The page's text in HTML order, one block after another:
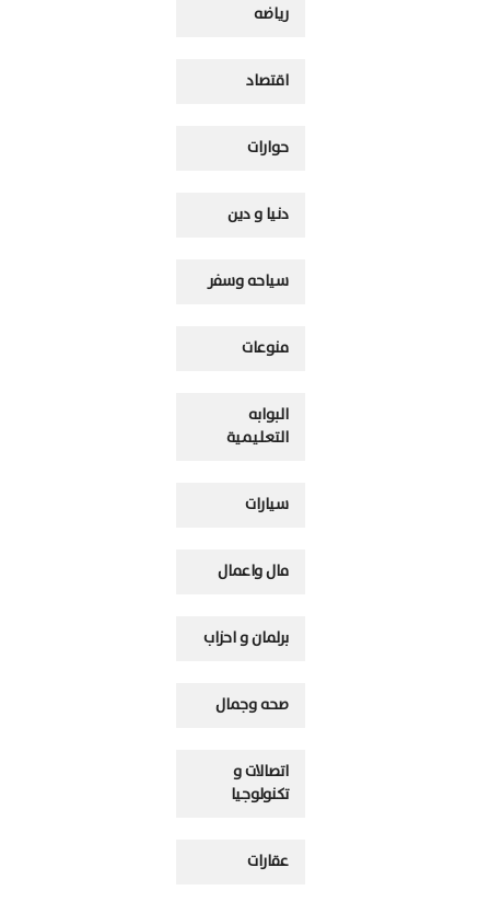
رياضه
اقتصاد
حوارات
دنيا و دين
سياحه وسفر
منوعات
البوابه
التعليمية
سيارات
مال واعمال
برلمان و احزاب
صحه وجمال
اتصالات و
تكنولوجيا
عقارات